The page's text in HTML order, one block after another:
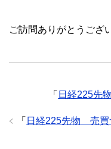
ご訪問ありがとうござ
「 日経225先
「 日経225先物 売